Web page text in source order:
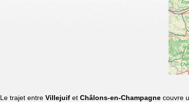
Le trajet entre Villejuif et Châlons-en-Champagne couvre